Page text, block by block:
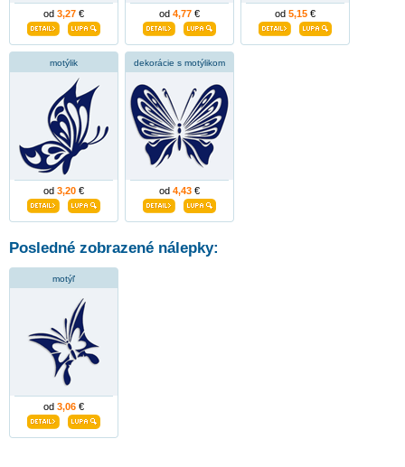
od 3,27 € od 4,77 € od 5,15 €
motýlik
od 3,20 €
dekorácie s motýlikom
od 4,43 €
Posledné zobrazené nálepky:
motýľ
od 3,06 €